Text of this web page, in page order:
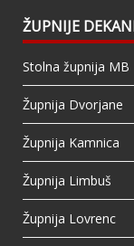
people,
deleted.
View on Facebook
ŽUPNIJE
Stolna župnija MB
Župnija Dvorjane
Župnija Kamnica
Župnija Limbuš
Župnija Lovrenc